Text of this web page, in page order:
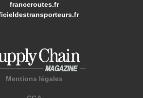
franceroutes.fr
Mentions légales